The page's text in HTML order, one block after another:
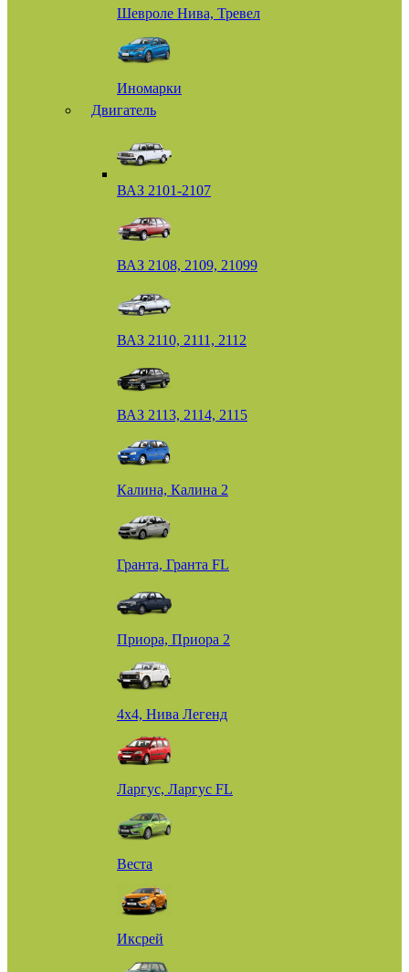
Шевроле Нива, Тревел
Иномарки
Двигатель
ВАЗ 2101-2107
ВАЗ 2108, 2109, 21099
ВАЗ 2110, 2111, 2112
ВАЗ 2113, 2114, 2115
Калина, Калина 2
Гранта, Гранта FL
Приора, Приора 2
4х4, Нива Легенд
Ларгус, Ларгус FL
Веста
Иксрей